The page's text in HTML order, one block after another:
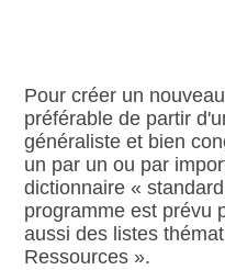
Pour créer un
préférable de partir
généraliste et bien
un par un ou par
dictionnaire «
programme est prévu
aussi des listes
Ressources ».